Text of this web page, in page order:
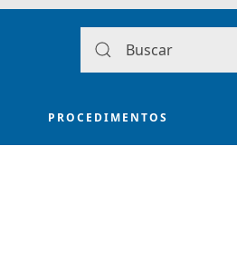
PROCEDIMENTOS